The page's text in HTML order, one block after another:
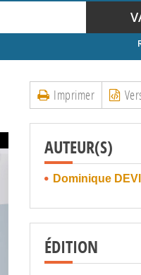
Imprimer
AUTEUR(S)
Dominique
ÉDITION